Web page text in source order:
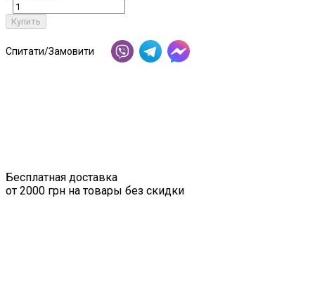
Купить
Спитати/Замовити
Бесплатная доставка
от 2000 грн на товары без скидки